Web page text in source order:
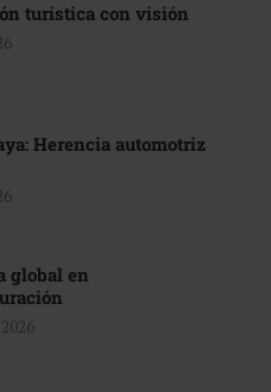
turística con visión
Herencia automotriz
global en